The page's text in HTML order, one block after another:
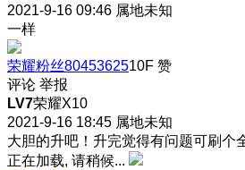
2021-9-16 09:46 属地未知
一样
荣耀粉丝8045362510F 赞
评论 举报
LV7荣耀X10
2021-9-16 18:45 属地未知
大胆的升吧！升完觉得有问题可刷个
正在加载, 请稍候...